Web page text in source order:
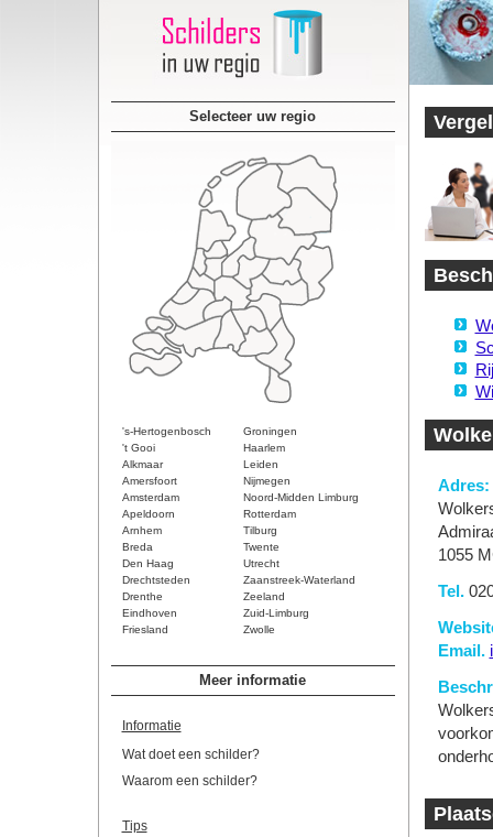
Selecteer uw regio
's-Hertogenbosch
Groningen
't Gooi
Haarlem
Alkmaar
Leiden
Amersfoort
Nijmegen
Amsterdam
Noord-Midden Limburg
Apeldoorn
Rotterdam
Arnhem
Tilburg
Breda
Twente
Den Haag
Utrecht
Drechtsteden
Zaanstreek-Waterland
Drenthe
Zeeland
Eindhoven
Zuid-Limburg
Friesland
Zwolle
Meer informatie
Informatie
Wat doet een schilder?
Waarom een schilder?
Tips
Adres:
1055
Tel.
Email.